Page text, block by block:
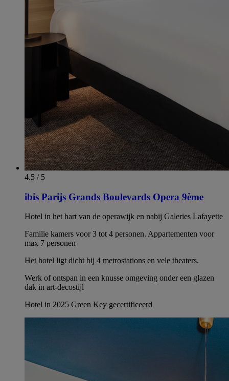
4.5 / 5
ibis Parijs Grands Boulevards Opera 9ème
Hotel in het hart van de operawijk en nabij Galeries Lafayette
Familie kamers voor 3 tot 4 personen. Appartementen voor
max 7 personen
Het hotel ligt dicht bij 4 metrostations en vele theaters.
Werk of ontspan in een knusse omgeving onder een glazen
dak in art-decostijl
Hotel in 2025 Green Key gecertificeerd